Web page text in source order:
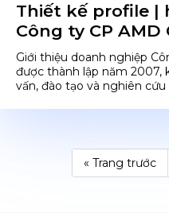
Thiết kế profile |
Công ty CP AMD
Giới thiệu doanh nghiệp
được thành lập năm 2007,
vấn, đào tạo và nghiên cứu
« Trang trước